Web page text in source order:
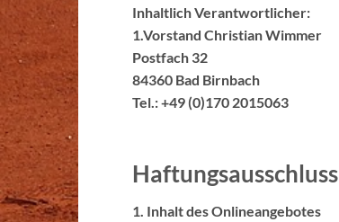
Inhaltlich Verantwortlicher:
1.Vorstand Christian Wimmer
Postfach 32
84360 Bad Birnbach
Tel.: +49 (0)170 2015063
Haftungsausschluss
1. Inhalt des Onlineangebotes